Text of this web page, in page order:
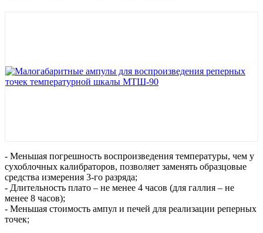
- Меньшая погрешность воспроизведения температуры, чем у
сухоблочных калибраторов, позволяет заменять образцовые
средства измерения 3-го разряда;
- Длительность плато – не менее 4 часов (для галлия – не
менее 8 часов);
- Меньшая стоимость ампул и печей для реализации реперных
точек;